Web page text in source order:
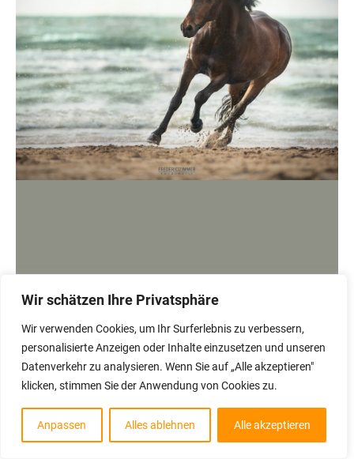
Wir schätzen Ihre Privatsphäre
Wir verwenden Cookies, um Ihr Surferlebnis zu verbessern,
personalisierte Anzeigen oder Inhalte einzusetzen und unseren
Datenverkehr zu analysieren. Wenn Sie auf „Alle akzeptieren"
klicken, stimmen Sie der Anwendung von Cookies zu.
Anpassen Alles ablehnen Alle akzeptieren
01 02